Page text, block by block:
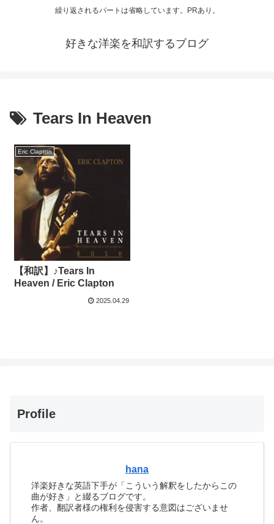
繰り返されるパートは省略しています。PRあり。
好きな洋楽を和訳するブログ
Tears In Heaven
Eric Clapton
【和訳】♪Tears In
Heaven / Eric Clapton
2025.04.29
Profile
hana
洋楽好きな英語下手が「こういう解釈をしたからこの
曲が好き」と綴るブログです。
作者、翻訳者様の権利を侵害する意図はございませ
ん。